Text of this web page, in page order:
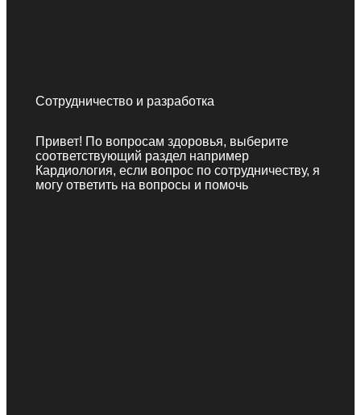
Сотрудничество и разработка
Привет! По вопросам здоровья, выберите
соответствующий раздел например
Кардиология, если вопрос по сотрудничеству, я
могу ответить на вопросы и помочь